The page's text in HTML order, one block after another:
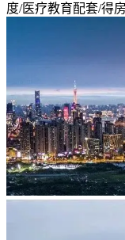
度/医疗教育配套/得